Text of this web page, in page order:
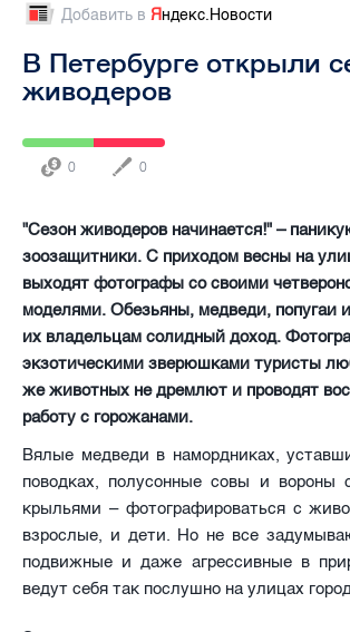
Добавить в Яндекс.Новости
В Петербурге открыли
живодеров
0 0
"Сезон живодеров начинается!" –
зоозащитники. С приходом весны на
выходят фотографы со своими
моделями. Обезьяны, медведи, попугаи
их владельцам солидный доход.
экзотическими зверюшками туристы
же животных не дремлют и проводят
работу с горожанами.
Вялые медведи в намордниках,
поводках, полусонные совы и вороны
крыльями – фотографироваться с
взрослые, и дети. Но не все
подвижные и даже агрессивные в
ведут себя так послушно на улицах